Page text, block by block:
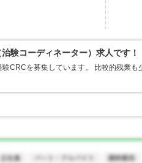
験コーディネーター）求人です！
CRCを募集しています。 比較的残業